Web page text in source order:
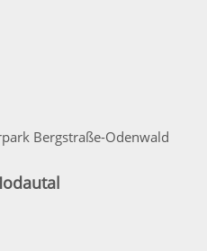
Bergstraße-Odenwald